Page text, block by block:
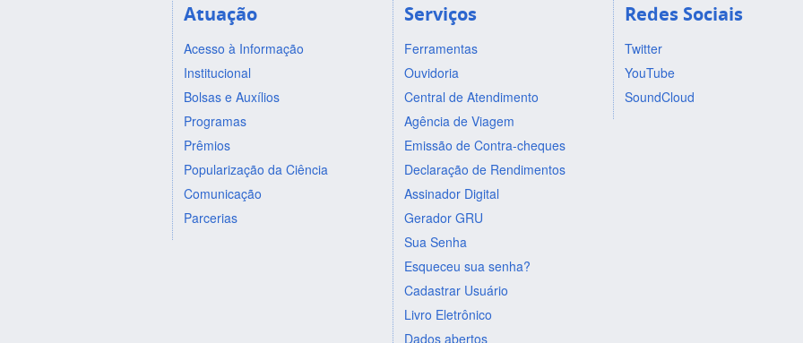
Atuação
Acesso à Informação
Institucional
Bolsas e Auxílios
Programas
Prêmios
Popularização da Ciência
Comunicação
Parcerias
Serviços
Ferramentas
Ouvidoria
Central de Atendimento
Agência de Viagem
Emissão de Contra-cheques
Declaração de Rendimentos
Assinador Digital
Gerador GRU
Sua Senha
Esqueceu sua senha?
Cadastrar Usuário
Livro Eletrônico
Dados abertos
Redes Sociais
Twitter
YouTube
SoundCloud